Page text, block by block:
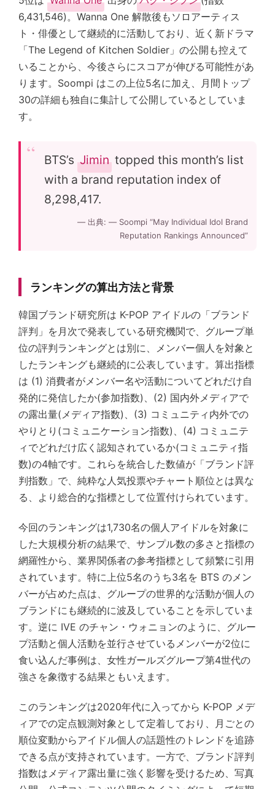
6,431,546)。Wanna One 解散後もソロアーティス
ト・俳優として継続的に活動しており、近く新ドラマ
「The Legend of Kitchen Soldier」の公開も控えて
いることから、今後さらにスコアが伸びる可能性があ
ります。Soompi はこの上位5名に加え、月間トップ
30の詳細も独自に集計して公開しているとしていま
す。
BTS’s Jimin topped this month’s list
with a brand reputation index of
8,298,417.
— Soompi “May Individual Idol Brand
Reputation Rankings Announced”
ランキングの算出方法と背景
韓国ブランド研究所は K-POP アイドルの「ブランド
評判」を月次で発表している研究機関で、グループ単
位の評判ランキングとは別に、メンバー個人を対象と
したランキングも継続的に公表しています。算出指標
は (1) 消費者がメンバー名や活動についてどれだけ自
発的に発信したか(参加指数)、(2) 国内外メディアで
の露出量(メディア指数)、(3) コミュニティ内外での
やりとり(コミュニケーション指数)、(4) コミュニテ
ィでどれだけ広く認知されているか(コミュニティ指
数)の4軸です。これらを統合した数値が「ブランド評
判指数」で、純粋な人気投票やチャート順位とは異な
る、より総合的な指標として位置付けられています。
今回のランキングは1,730名の個人アイドルを対象に
した大規模分析の結果で、サンプル数の多さと指標の
網羅性から、業界関係者の参考指標として頻繁に引用
されています。特に上位5名のうち3名を BTS のメン
バーが占めた点は、グループの世界的な活動が個人の
ブランドにも継続的に波及していることを示していま
す。逆に IVE のチャン・ウォニョンのように、グルー
プ活動と個人活動を並行させているメンバーが2位に
食い込んだ事例は、女性ガールズグループ第4世代の
強さを象徴する結果ともいえます。
このランキングは2020年代に入ってから K-POP メデ
ィアでの定点観測対象として定着しており、月ごとの
順位変動からアイドル個人の話題性のトレンドを追跡
できる点が支持されています。一方で、ブランド評判
指数はメディア露出量に強く影響を受けるため、写真